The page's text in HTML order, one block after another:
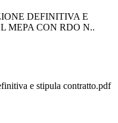
DEFINITIVA E
MEPA CON RDO N..
e stipula contratto.pdf